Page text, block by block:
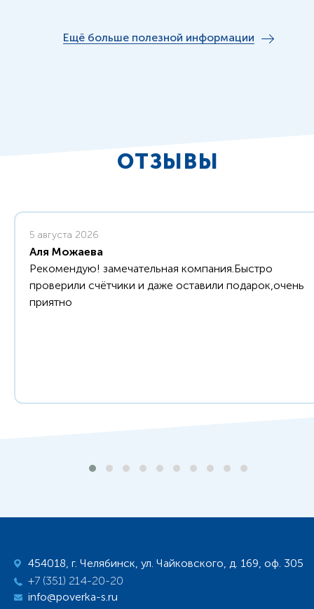
Ещё больше полезной информации
ОТЗЫВЫ
5 августа 2026
Аля Можаева
Рекомендую! замечательная компания.Быстро
проверили счётчики и даже оставили подарок,очень
приятно
454018, г. Челябинск, ул. Чайковского, д. 169, оф. 305
+7 (351) 214-20-20
info@poverka-s.ru